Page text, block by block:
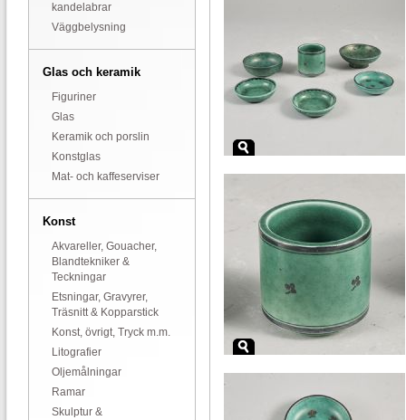
kandelabrar
Väggbelysning
Glas och keramik
Figuriner
Glas
Keramik och porslin
Konstglas
Mat- och kaffeserviser
Konst
Akvareller, Gouacher,
Blandtekniker &
Teckningar
Etsningar, Gravyrer,
Träsnitt & Kopparstick
Konst, övrigt, Tryck m.m.
Litografier
Oljemålningar
Ramar
Skulptur &